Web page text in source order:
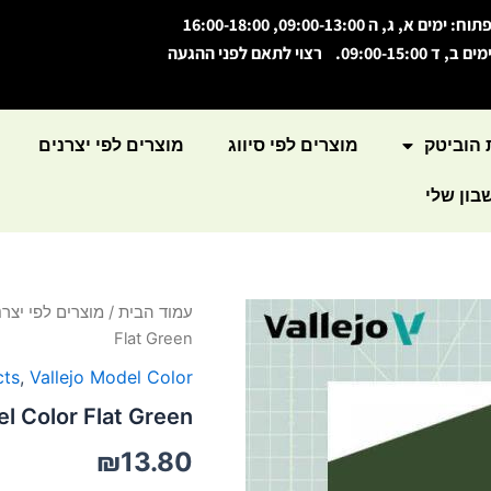
פתוח: ימים א, ג, ה 09:00-13:00, 16:00-18:00
ימים ב, ד 09:00-15:00. רצוי לתאם לפני ההגעה
הוביטק מוצרים לפי סיווג מוצרים לפי יצרנים
שלי
עמוד הבית / מוצרים לפי
Flat Green
, Vallejo Model Color
Color Flat Green
₪13.80
כמות
Color
Green